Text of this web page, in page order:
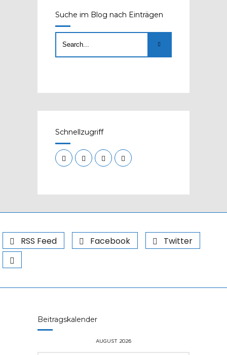
Suche im Blog nach Einträgen
Schnellzugriff
RSS Feed Facebook Twitter
Beitragskalender
AUGUST 2026